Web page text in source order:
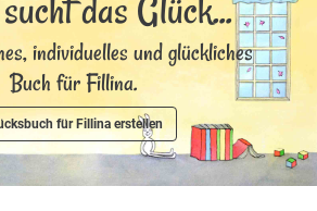
individuelles und glückliches
Buch für Fillina.
für Fillina erstellen